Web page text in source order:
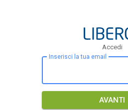
Accedi
Inserisci la tua email
AVANTI